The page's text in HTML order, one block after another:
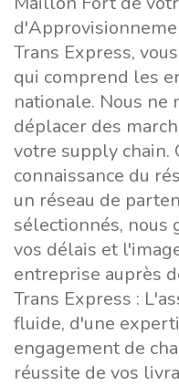
Trans Express,
qui comprend les
nationale. Nous ne
déplacer des
votre supply chain.
connaissance du
un réseau de
sélectionnés, nous
vos délais et
entreprise auprès
Trans Express :
fluide, d'une
engagement de
réussite de vos